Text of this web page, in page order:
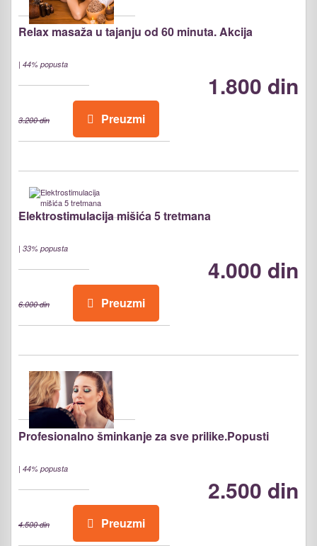
Relax masaža u tajanju od 60 minuta. Akcija
| 44% popusta
1.800 din
3.200 din Preuzmi
Elektrostimulacija mišića 5 tretmana
| 33% popusta
4.000 din
6.000 din Preuzmi
Profesionalno šminkanje za sve prilike.Popusti
| 44% popusta
2.500 din
4.500 din Preuzmi